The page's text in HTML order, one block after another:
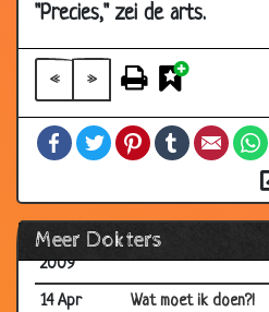
"Precies," zei de arts.
« »
FacebookTwitterPinterestTumblrEmail
Meer Dokters
21 Sep
Dagje vissen
16 Sep
2009
Nieuwe operatie
08 Sep
2009
Wat te doen...
11 Jul 2009 Wortelsnijder
06 May
2009
Rare dromen
14 Apr
Wat moet ik doen?!